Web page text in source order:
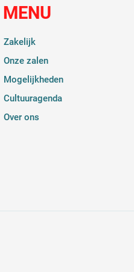
MENU
Zakelijk
Onze zalen
Mogelijkheden
Cultuuragenda
Over ons